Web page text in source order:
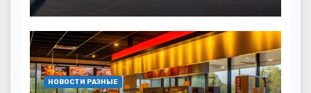
НОВОСТИ РАЗНЫЕ